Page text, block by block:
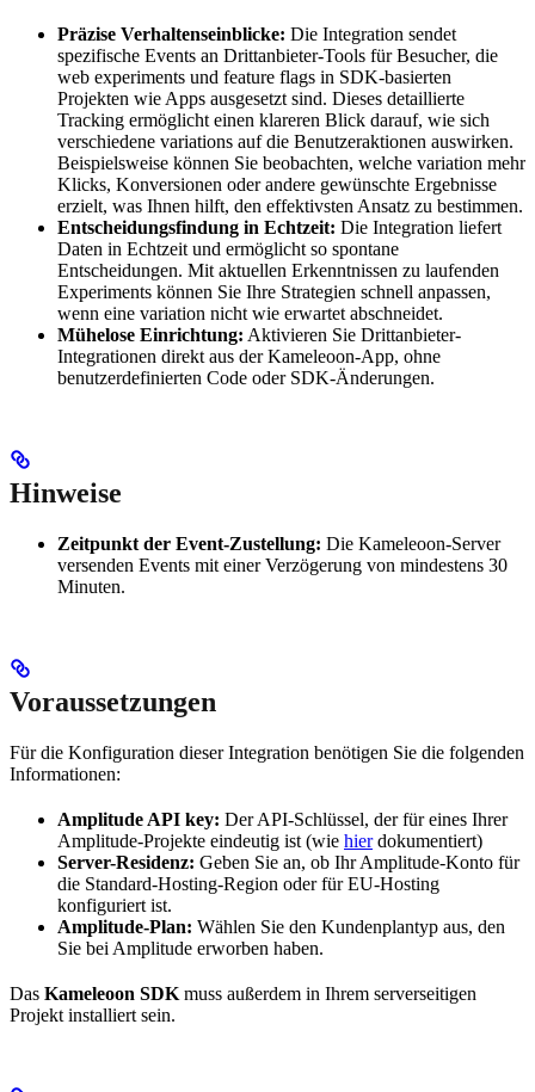
Präzise Verhaltenseinblicke: Die Integration sendet
spezifische Events an Drittanbieter-Tools für Besucher, die
web experiments und feature flags in SDK-basierten
Projekten wie Apps ausgesetzt sind. Dieses detaillierte
Tracking ermöglicht einen klareren Blick darauf, wie sich
verschiedene variations auf die Benutzeraktionen auswirken.
Beispielsweise können Sie beobachten, welche variation mehr
Klicks, Konversionen oder andere gewünschte Ergebnisse
erzielt, was Ihnen hilft, den effektivsten Ansatz zu bestimmen.
Entscheidungsfindung in Echtzeit: Die Integration liefert
Daten in Echtzeit und ermöglicht so spontane
Entscheidungen. Mit aktuellen Erkenntnissen zu laufenden
Experiments können Sie Ihre Strategien schnell anpassen,
wenn eine variation nicht wie erwartet abschneidet.
Mühelose Einrichtung: Aktivieren Sie Drittanbieter-
Integrationen direkt aus der Kameleoon-App, ohne
benutzerdefinierten Code oder SDK-Änderungen.
Hinweise
Zeitpunkt der Event-Zustellung: Die Kameleoon-Server
versenden Events mit einer Verzögerung von mindestens 30
Minuten.
Voraussetzungen
Für die Konfiguration dieser Integration benötigen Sie die folgenden
Informationen:
Amplitude API key: Der API-Schlüssel, der für eines Ihrer
Amplitude-Projekte eindeutig ist (wie hierdokumentiert)
Server-Residenz: Geben Sie an, ob Ihr Amplitude-Konto für
die Standard-Hosting-Region oder für EU-Hosting
konfiguriert ist.
Amplitude-Plan: Wählen Sie den Kundenplantyp aus, den
Sie bei Amplitude erworben haben.
Das Kameleoon SDK muss außerdem in Ihrem serverseitigen
Projekt installiert sein.